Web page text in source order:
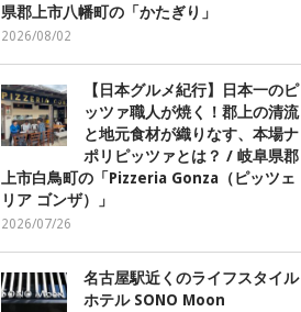
県郡上市八幡町の「かたぎり」
2026/08/02
【日本グルメ紀行】日本一のピ
ッツァ職人が焼く！郡上の清流
と地元食材が織りなす、本場ナ
ポリピッツァとは？ / 岐阜県郡
上市白鳥町の「Pizzeria Gonza（ピッツェ
リア ゴンザ）」
2026/07/26
名古屋駅近くのライフスタイル
ホテル SONO Moon